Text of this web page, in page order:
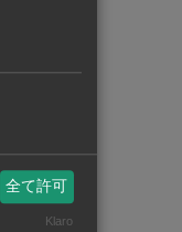
全て許可
Klaro